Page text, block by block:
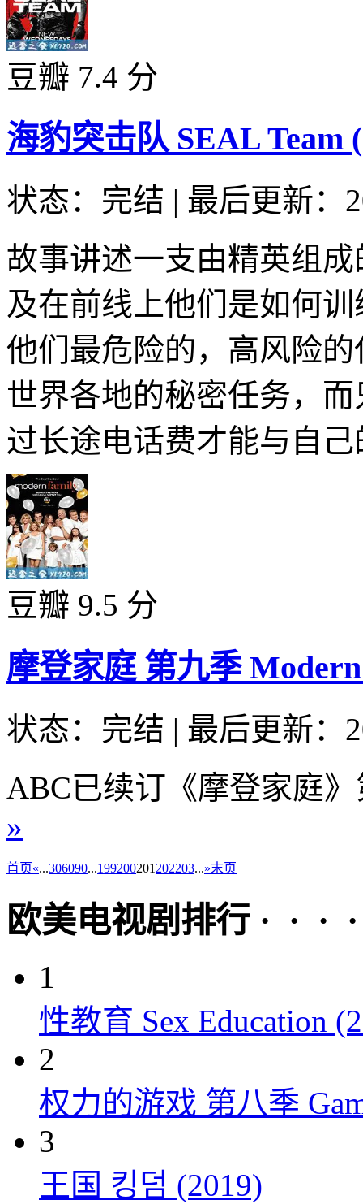
豆瓣 7.4 分
海豹突击队 SEAL Team
状态：完结 | 最后更新：
故事讲述一支由精英组
及在前线上他们是如何
他们最危险的，高风险
世界各地的秘密任务，
过长途电话费才能与自
豆瓣 9.5 分
摩登家庭 第九季
状态：完结 | 最后更新：
ABC已续订《摩登家庭
»
首页«...306090...199200201 202203...»末页
欧美电视剧排行 · · ·
1
性教育 Sex Education
2
权力的游戏 第八季
3
王国 킹덤 (2019)